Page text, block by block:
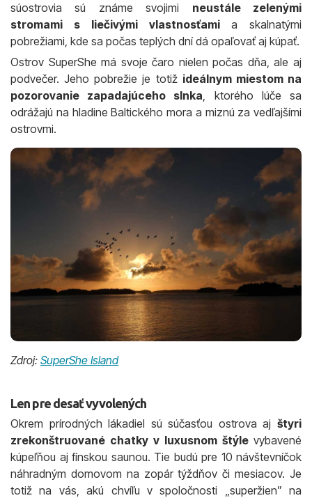
súostrovia sú známe svojimi neustále zelenými
stromami s liečivými vlastnosťami a skalnatými
pobrežiami, kde sa počas teplých dní dá opaľovať aj kúpať.
Ostrov SuperShe má svoje čaro nielen počas dňa, ale aj
podvečer. Jeho pobrežie je totiž ideálnym miestom na
pozorovanie zapadajúceho slnka, ktorého lúče sa
odrážajú na hladine Baltického mora a miznú za vedľajšími
ostrovmi.
Zdroj: SuperShe Island
Len pre desať vyvolených
Okrem prírodných lákadiel sú súčasťou ostrova aj štyri
zrekonštruované chatky v luxusnom štýle vybavené
kúpeľňou aj fínskou saunou. Tie budú pre 10 návštevníčok
náhradným domovom na zopár týždňov či mesiacov. Je
totiž na vás, akú chvíľu v spoločnosti „superžien” na